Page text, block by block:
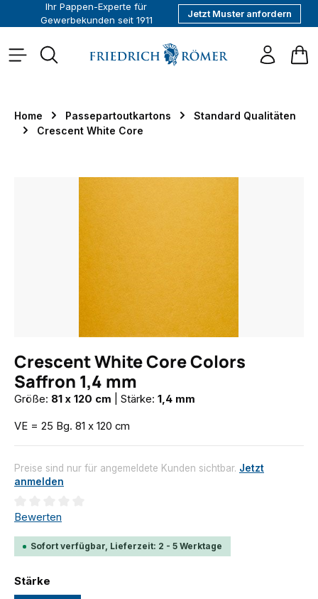
springen
Ihr Pappen-Experte für
Gewerbekunden seit 1911
Jetzt Muster anfordern
Home Passepartoutkartons
Standard Qualitäten
Crescent White Core
Crescent White Core Colors
Saffron 1,4 mm
Größe: 81 x 120 cm Stärke: 1,4 mm
VE = 25 Bg. 81 x 120 cm
Preise sind nur für angemeldete Kunden sichtbar. Jetzt
anmelden
Durchschnittliche Bewertung von 0 von 5 Sternen
Bewerten
Sofort verfügbar, Lieferzeit: 2 - 5 Werktage
Stärke